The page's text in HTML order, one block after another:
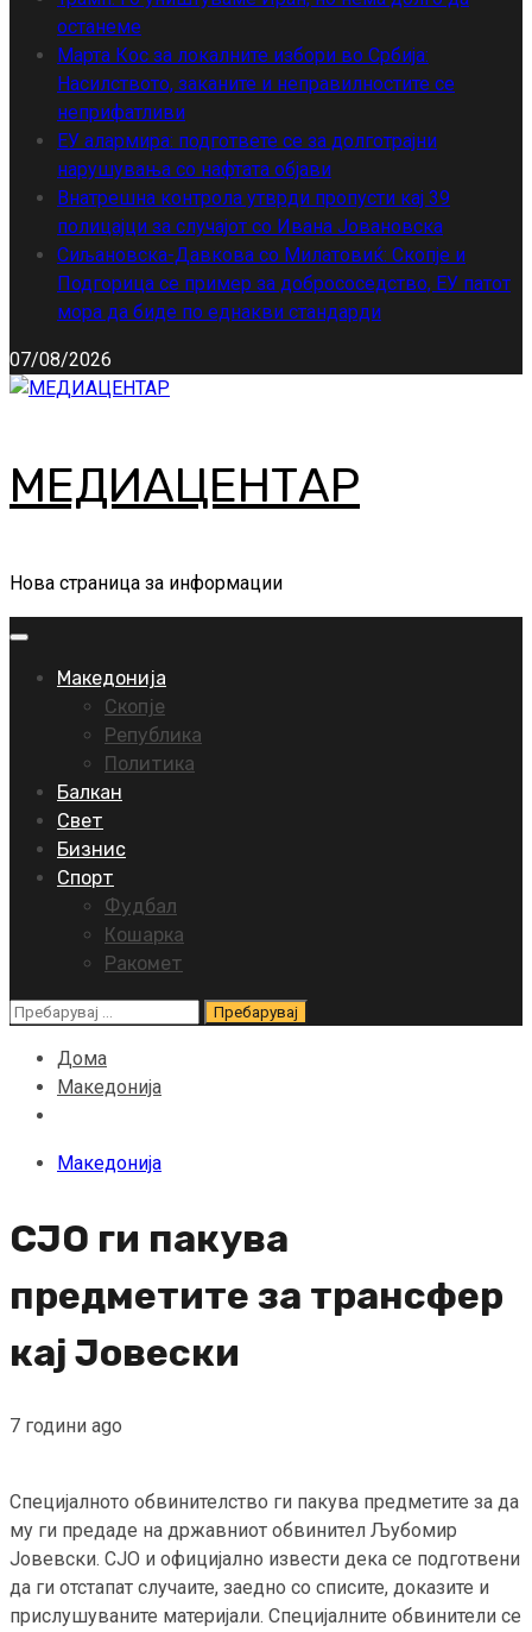
останеме
Марта Кос за локалните избори во Србија:
Насилството, заканите и неправилностите се
неприфатливи
ЕУ алармира: подгответе се за долготрајни
нарушувања со нафтата објави
Внатрешна контрола утврди пропусти кај 39
полицајци за случајот со Ивана Јовановска
Сиљановска-Давкова со Милатовиќ: Скопје и
Подгорица се пример за добрососедство, ЕУ патот
мора да биде по еднакви стандарди
07/08/2026
МЕДИАЦЕНТАР
Нова страница за информации
Primary
Македонија
Скопје
Република
Политика
Балкан
Свет
Бизнис
Спорт
Фудбал
Кошарка
Ракомет
Пребарувај
Дома
Македонија
Македонија
СЈО ги пакува
предметите за трансфер
кај Јовески
7 години ago
Специјалното обвинителство ги пакува предметите за да
му ги предаде на државниот обвинител Љубомир
Јовевски. СЈО и официјално извести дека се подготвени
да ги отстапат случаите, заедно со списите, доказите и
прислушуваните материјали. Специјалните обвинители се